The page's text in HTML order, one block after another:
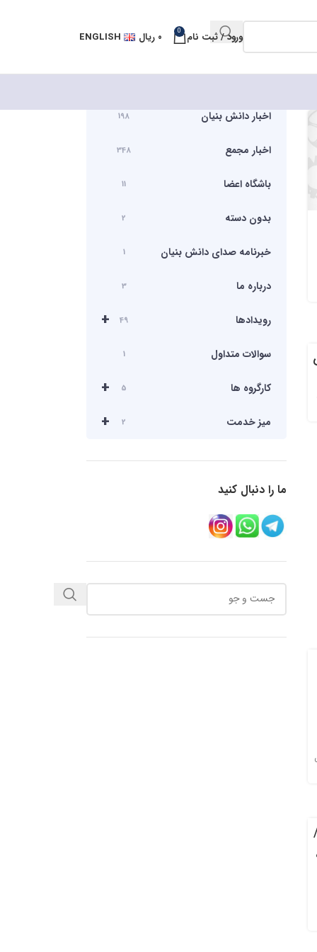
ورود / ثبت نام 0 ۰ ریال ENGLISH
اخبار دانش بنیان 198
اخبار مجمع 348
باشگاه اعضا 11
بدون دسته 2
خبرنامه صدای دانش بنیان 1
درباره ما 3
+ رویدادها 49
سوالات متداول 1
+ کارگروه ها 5
+ میز خدمت 2
ما را دنبال کنید